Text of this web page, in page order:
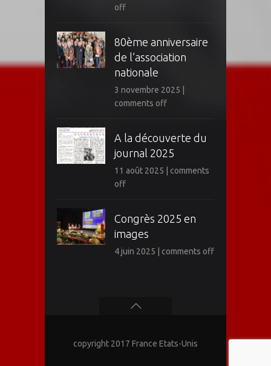
off
80ème anniversaire
de l’association
nationale
3 novembre 2025
comments off
A la découverte du
journal 2025
11 août 2025
comments
off
Congrès 2025 en
images
4 juin 2025 comments off
copyright 2017 France Etats-Unis